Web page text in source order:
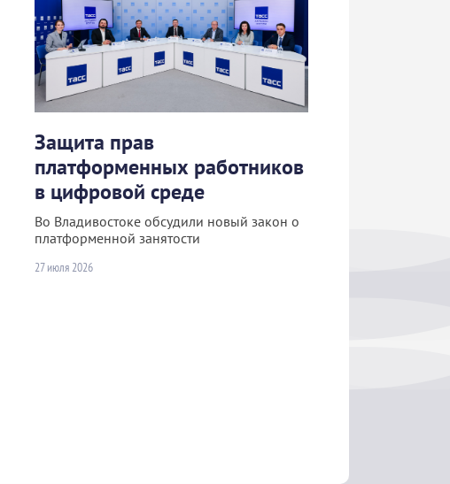
Защита прав
платформенных работников
в цифровой среде
Во Владивостоке обсудили новый закон о
платформенной занятости
27 июля 2026